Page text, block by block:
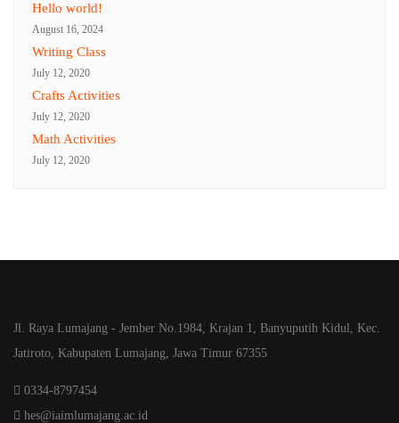
Hello world!
August 16, 2024
Writing Class
July 12, 2020
Crafts Activities
July 12, 2020
Math Activities
July 12, 2020
Jl. Raya Lumajang - Jember No.1984, Krajan 1, Banyuputih Kidul, Kec.
Jatiroto, Kabupaten Lumajang, Jawa Timur 67355
0334-8797454
hes@iaimlumajang.ac.id